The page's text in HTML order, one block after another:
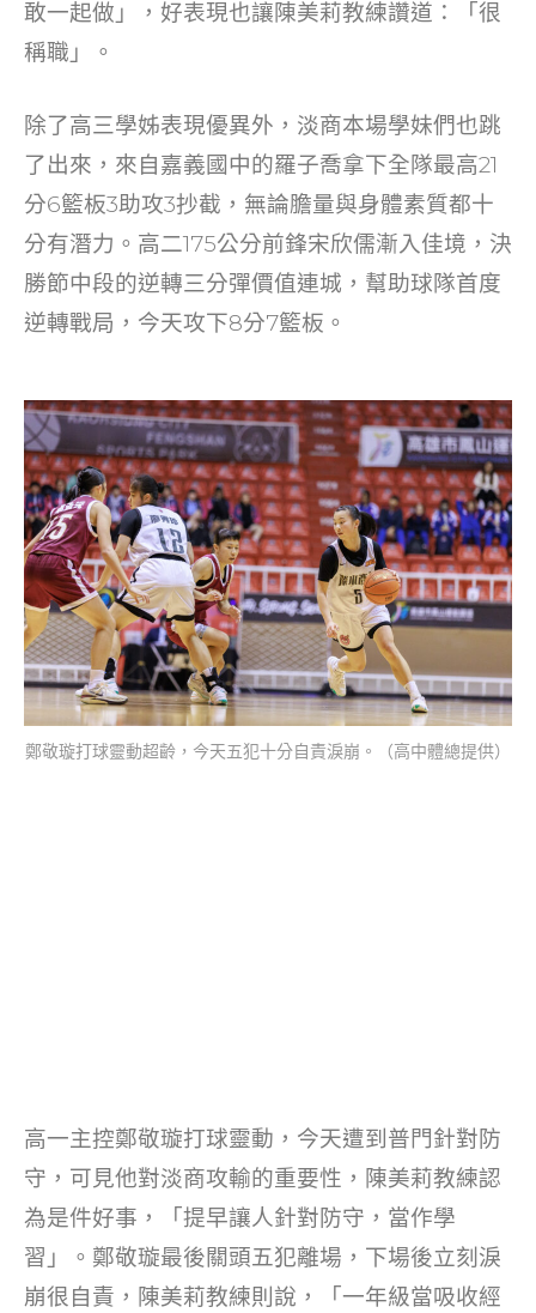
敢一起做」，好表現也讓陳美莉教練讚道：「很
稱職」。
除了高三學姊表現優異外，淡商本場學妹們也跳
了出來，來自嘉義國中的羅子喬拿下全隊最高21
分6籃板3助攻3抄截，無論膽量與身體素質都十
分有潛力。高二175公分前鋒宋欣儒漸入佳境，決
勝節中段的逆轉三分彈價值連城，幫助球隊首度
逆轉戰局，今天攻下8分7籃板。
鄭敬璇打球靈動超齡，今天五犯十分自責淚崩。（高中體總提供）
高一主控鄭敬璇打球靈動，今天遭到普門針對防
守，可見他對淡商攻輸的重要性，陳美莉教練認
為是件好事，「提早讓人針對防守，當作學
習」。鄭敬璇最後關頭五犯離場，下場後立刻淚
崩很自責，陳美莉教練則說，「一年級當吸收經